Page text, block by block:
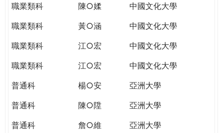
職業類科
陳○媃
中國文化大學
職業類科
黃○涵
中國文化大學
職業類科
江○宏
中國文化大學
職業類科
江○宏
中國文化大學
普通科
楊○安
亞洲大學
普通科
陳○陞
亞洲大學
普通科
詹○維
亞洲大學